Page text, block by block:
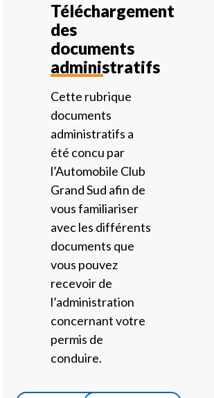
Téléchargement
des
documents
administratifs
Cette rubrique
documents
administratifs a
été concu par
l’Automobile Club
Grand Sud afin de
vous familiariser
avec les différents
documents que
vous pouvez
recevoir de
l’administration
concernant votre
permis de
conduire.